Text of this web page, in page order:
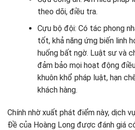
theo dõi, điều tra.
Cựu bộ đội: Có tác phong
tốt, khả năng ứng biến linh
huống bất ngờ. Luật sư và
đảm bảo mọi hoạt động
khuôn khổ pháp luật, hạn
khách hàng.
Chính nhờ xuất phát điểm này, dịch
Đề của Hoàng Long được đánh giá